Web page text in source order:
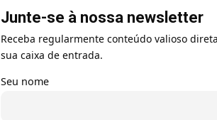
Junte-se à nossa newsletter
Receba regularmente conteúdo valioso
sua caixa de entrada.
Seu nome